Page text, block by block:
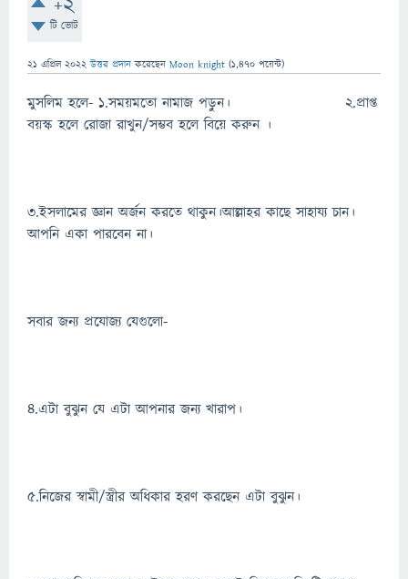
টি ভোট
21 এপ্রিল 2022 উত্তর প্রদান করেছেন Moon knight (1,470 পয়েন্ট)
মুসলিম হলে- ১.সময়মতো নামাজ পড়ুন। ২.প্রাপ্ত
বয়স্ক হলে রোজা রাখুন/সম্ভব হলে বিয়ে করুন ।
৩.ইসলামের জ্ঞান অর্জন করতে থাকুন।আল্লাহর কাছে সাহায্য চান।
আপনি একা পারবেন না।
সবার জন্য প্রযোজ্য যেগুলো-
৪.এটা বুঝুন যে এটা আপনার জন্য খারাপ।
৫.নিজের স্বামী/স্ত্রীর অধিকার হরণ করছেন এটা বুঝুন।